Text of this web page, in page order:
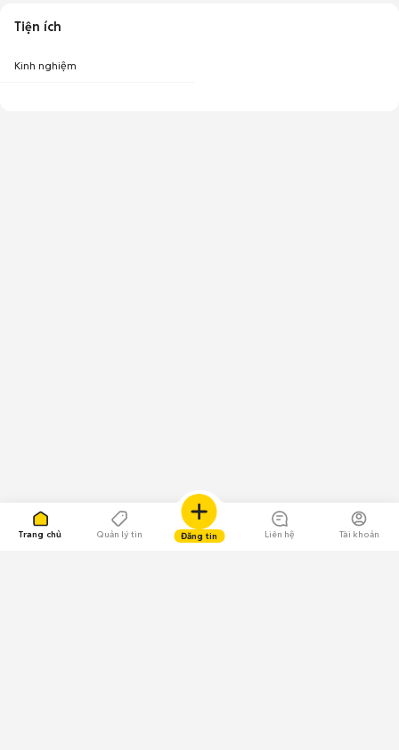
Trang chủ Quản lý tin Đăng tin Liên hệ Tài khoản
Tiện ích
Kinh nghiệm